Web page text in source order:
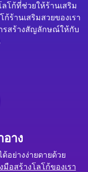
โก้ที่ช่วยให้ร้านเสริม
ร้านเสริมสวยของเรา
รสร้างสัญลักษณ์ให้กับ
อาง
อย่างง่ายดายด้วย
มือสร้างโลโก้ของเรา